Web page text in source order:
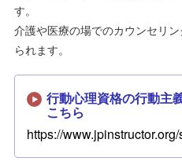
す。
介護や医療の場でのカウンセリ
られます。
行動心理資格の行動主
こちら
https://